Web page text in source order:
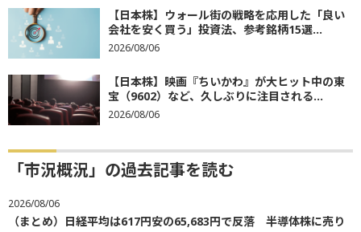
【日本株】ウォール街の戦略を応用した「良い
会社を安く買う」投資法、参考銘柄15選...
2026/08/06
【日本株】映画『ちいかわ』が大ヒット中の東
宝（9602）など、久しぶりに注目される...
2026/08/06
「市況概況」の過去記事を読む
2026/08/06
（まとめ）日経平均は617円安の65,683円で反落 半導体株に売り